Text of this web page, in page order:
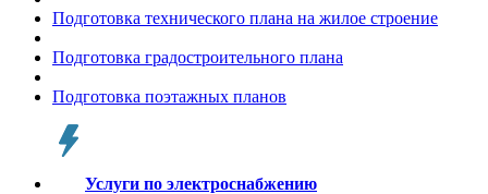
Подготовка технического плана на жилое строение
Подготовка градостроительного плана
Подготовка поэтажных планов
Услуги по электроснабжению